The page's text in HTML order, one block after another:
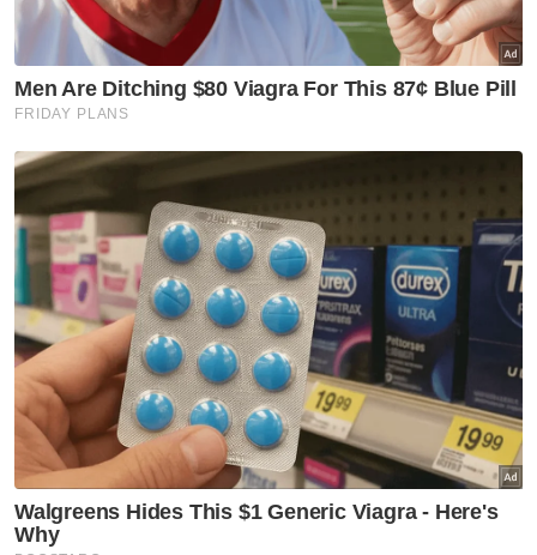
“Inilah yang saya lihat berlaku kepada para
pemimpin Sabah yang meninggalkan Umno.
Berita Telus & Tulus menerusi E-Mel setiap
hari!
"Mereka tidak mahu bertahan dan kekal
dengan kesukaran memulihkan parti yang
jatuh dan tewas sebaliknya memilih jalan